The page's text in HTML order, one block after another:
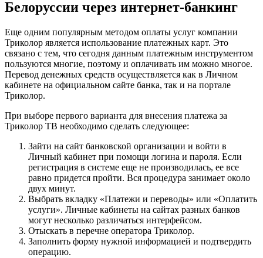
Белоруссии через интернет-банкинг
Еще одним популярным методом оплаты услуг компании
Триколор является использование платежных карт. Это
связано с тем, что сегодня данным платежным инструментом
пользуются многие, поэтому и оплачивать им можно многое.
Перевод денежных средств осуществляется как в Личном
кабинете на официальном сайте банка, так и на портале
Триколор.
При выборе первого варианта для внесения платежа за
Триколор ТВ необходимо сделать следующее:
Зайти на сайт банковской организации и войти в
Личный кабинет при помощи логина и пароля. Если
регистрация в системе еще не производилась, ее все
равно придется пройти. Вся процедура занимает около
двух минут.
Выбрать вкладку «Платежи и переводы» или «Оплатить
услуги». Личные кабинеты на сайтах разных банков
могут несколько различаться интерфейсом.
Отыскать в перечне оператора Триколор.
Заполнить форму нужной информацией и подтвердить
операцию.